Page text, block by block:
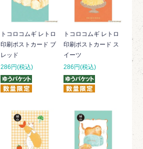
トコロコムギ レトロ
印刷ポストカード ブ
レッド
286円(税込)
トコロコムギ レトロ
印刷ポストカード ス
イーツ
286円(税込)